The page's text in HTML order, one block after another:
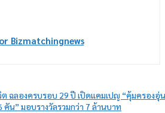
Bizmatchingnews
ฉลองครบรอบ 29 ปี เปิดแคมเปญ “คุ้มครองอุ่น
คัน” มอบรางวัลรวมกว่า 7 ล้านบาท